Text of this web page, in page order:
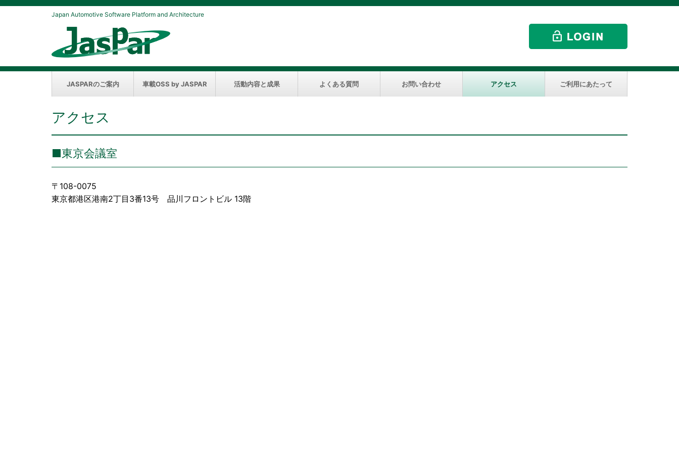
Japan Automotive Software Platform and Architecture
JASPARのご案内 車載OSS by JASPAR 活動内容と成果 よくある質問 お問い合わせ アクセス ご利用にあたって
アクセス
■東京会議室
〒108-0075
東京都港区港南2丁目3番13号 品川フロントビル 13階